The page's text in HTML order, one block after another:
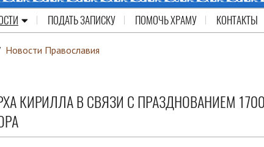
ПОДАТЬ ЗАПИСКУ ПОМОЧЬ ХРАМУ КОНТАКТЫ
Новости Православия
КИРИЛЛА В СВЯЗИ С ПРАЗДНОВАНИЕМ